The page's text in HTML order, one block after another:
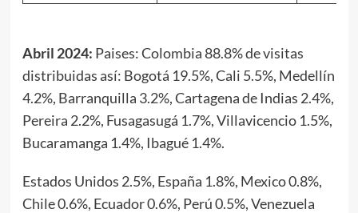
Abril 2024: Paises: Colombia 88.8% de visitas
distribuidas así: Bogotá 19.5%, Cali 5.5%, Medellín
4.2%, Barranquilla 3.2%, Cartagena de Indias 2.4%,
Pereira 2.2%, Fusagasugá 1.7%, Villavicencio 1.5%,
Bucaramanga 1.4%, Ibagué 1.4%.
Estados Unidos 2.5%, España 1.8%, Mexico 0.8%,
Chile 0.6%, Ecuador 0.6%, Perú 0.5%, Venezuela